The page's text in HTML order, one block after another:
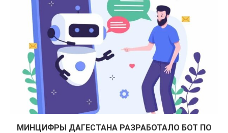
МИНЦИФРЫ ДАГЕСТАНА РАЗРАБОТАЛО БОТ ПО